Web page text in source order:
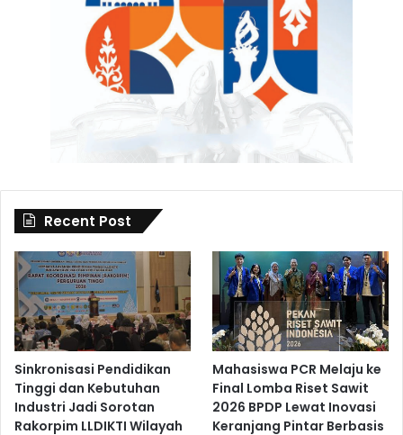
Recent Post
Sinkronisasi Pendidikan
Tinggi dan Kebutuhan
Industri Jadi Sorotan
Rakorpim LLDIKTI Wilayah
Mahasiswa PCR Melaju ke
Final Lomba Riset Sawit
2026 BPDP Lewat Inovasi
Keranjang Pintar Berbasis